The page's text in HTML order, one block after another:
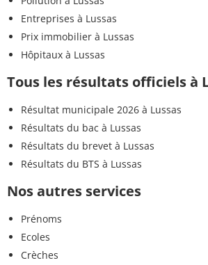
Entreprises à Lussas
Prix immobilier à Lussas
Hôpitaux à Lussas
Tous les résultats officiels à
Résultat municipale 2026 à Lussas
Résultats du bac à Lussas
Résultats du brevet à Lussas
Résultats du BTS à Lussas
Nos autres services
Prénoms
Ecoles
Crèches